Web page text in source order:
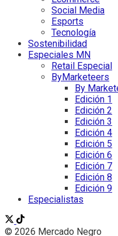
Social Media
Esports
Tecnología
Sostenibilidad
Especiales MN
Retail Especial
ByMarketeers
By
Edición 1
Edición 2
Edición 3
Edición 4
Edición 5
Edición 6
Edición 7
Edición 8
Edición 9
Especialistas
© 2026 Mercado Negro